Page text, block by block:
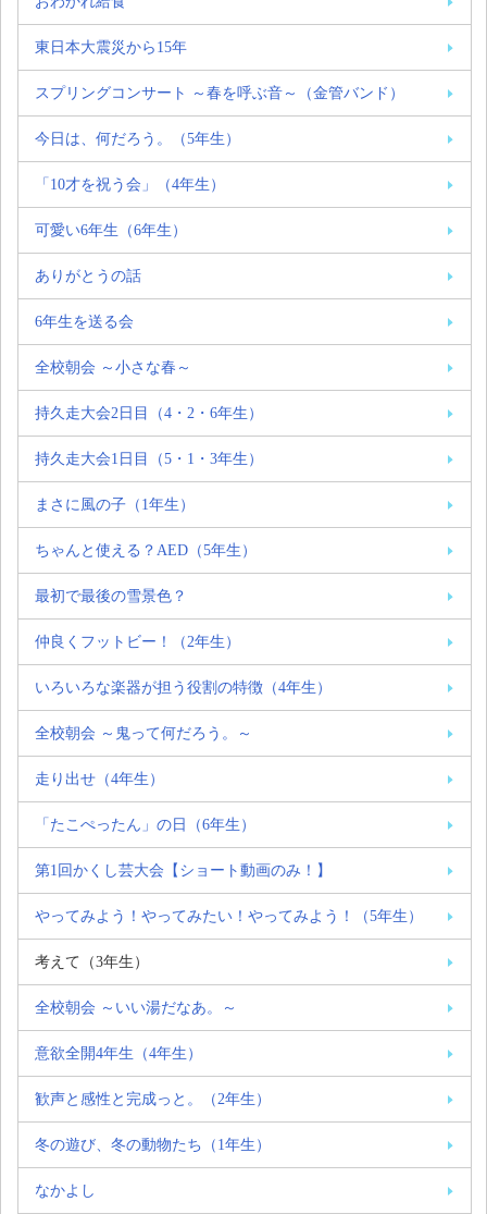
東日本大震災から15年
スプリングコンサート ～春を呼ぶ音～（金管バンド）
今日は、何だろう。（5年生）
「10才を祝う会」（4年生）
可愛い6年生（6年生）
ありがとうの話
6年生を送る会
全校朝会 ～小さな春～
持久走大会2日目（4・2・6年生）
持久走大会1日目（5・1・3年生）
まさに風の子（1年生）
ちゃんと使える？AED（5年生）
最初で最後の雪景色？
仲良くフットビー！（2年生）
いろいろな楽器が担う役割の特徴（4年生）
全校朝会 ～鬼って何だろう。～
走り出せ（4年生）
「たこぺったん」の日（6年生）
第1回かくし芸大会【ショート動画のみ！】
やってみよう！やってみたい！やってみよう！（5年生）
考えて（3年生）
全校朝会 ～いい湯だなあ。～
意欲全開4年生（4年生）
歓声と感性と完成っと。（2年生）
冬の遊び、冬の動物たち（1年生）
なかよし